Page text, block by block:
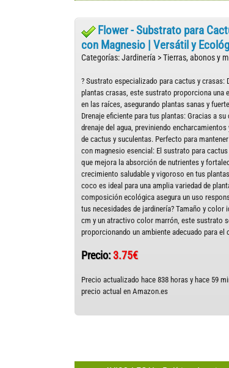
Flower - Substrato para
con Magnesio | Versátil y
Categorías: Jardinería > Tierras, abonos y
? Sustrato especializado para cactus y
plantas crasas, este sustrato proporciona una
en las raíces, asegurando plantas sanas y
Drenaje eficiente para tus plantas: Gracias a
drenaje del agua, previniendo
de cactus y suculentas. Perfecto para
con magnesio esencial: El sustrato para
que mejora la absorción de nutrientes y
crecimiento saludable y vigoroso en tus
coco es ideal para una amplia variedad de
composición ecológica asegura un uso
tus necesidades de jardinería? Tamaño y color
cm y un atractivo color marrón, este sustrato
proporcionando un ambiente adecuado para
Precio: 3.75€
Precio actualizado hace 838 horas y hace 59
precio actual en Amazon.es